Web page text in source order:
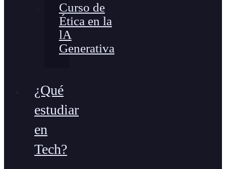
Curso de
Ética en la
lA
Generativa
¿Qué
estudiar
en
Tech?